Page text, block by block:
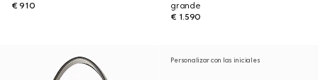
€ 910
grande
€ 1.590
Personalizar con las iniciales